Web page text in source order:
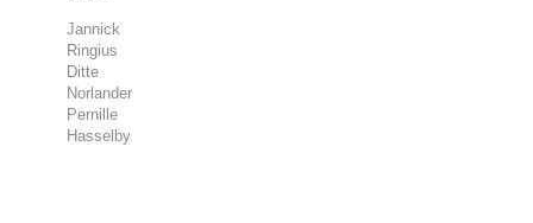
Jannick
Ringius
Ditte
Norlander
Pernille
Hasselby